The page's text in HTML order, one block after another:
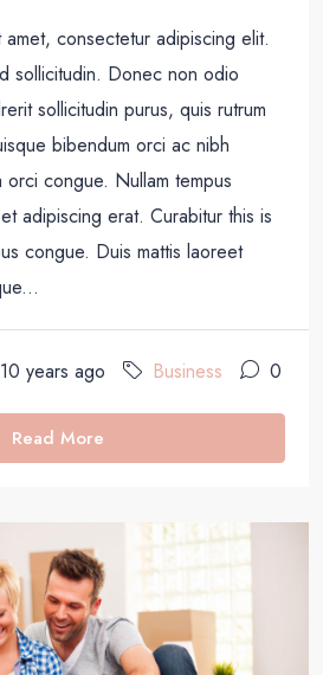
consectetur adipiscing elit.
sollicitudin. Donec non odio
sollicitudin purus, quis rutrum
bibendum orci ac nibh
orci congue. Nullam tempus
adipiscing erat. Curabitur this is
congue. Duis mattis laoreet
10 years ago Business 0
Read More